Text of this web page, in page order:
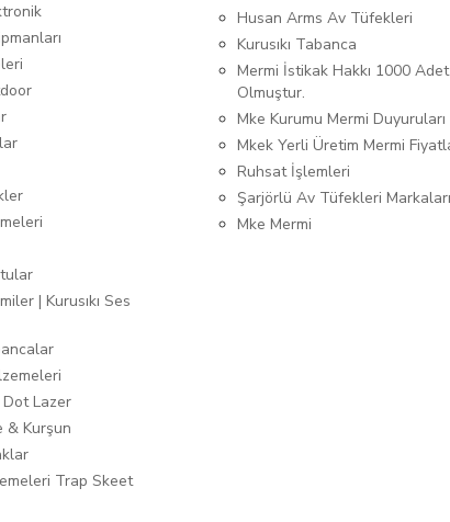
| Kurusıkı Ses
Lazer
& Kurşun
Trap Skeet
Husan Arms Av Tüfekleri
Kurusıkı Tabanca
Mermi İstikak Hakkı 1000 Adet
Olmuştur.
Mke Kurumu Mermi
Mkek Yerli Üretim Mermi
Ruhsat İşlemleri
Şarjörlü Av Tüfekleri Markaları
Mke Mermi